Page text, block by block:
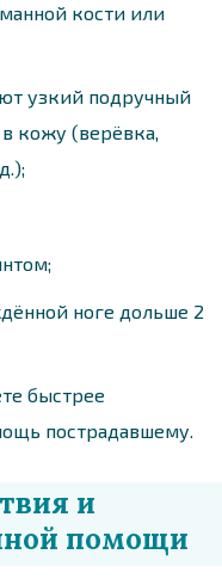
кости или
узкий подручный
кожу (верёвка,
ноге дольше 2
быстрее
пострадавшему.
и
помощи